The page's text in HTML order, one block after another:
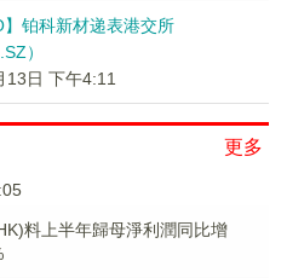
】铂科新材递表港交所
）
13日 下午4:11
更多
料上半年歸母淨利潤同比增